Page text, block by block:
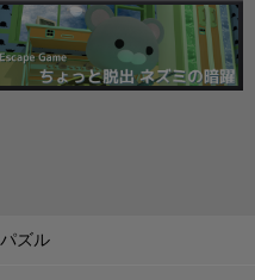
パズル